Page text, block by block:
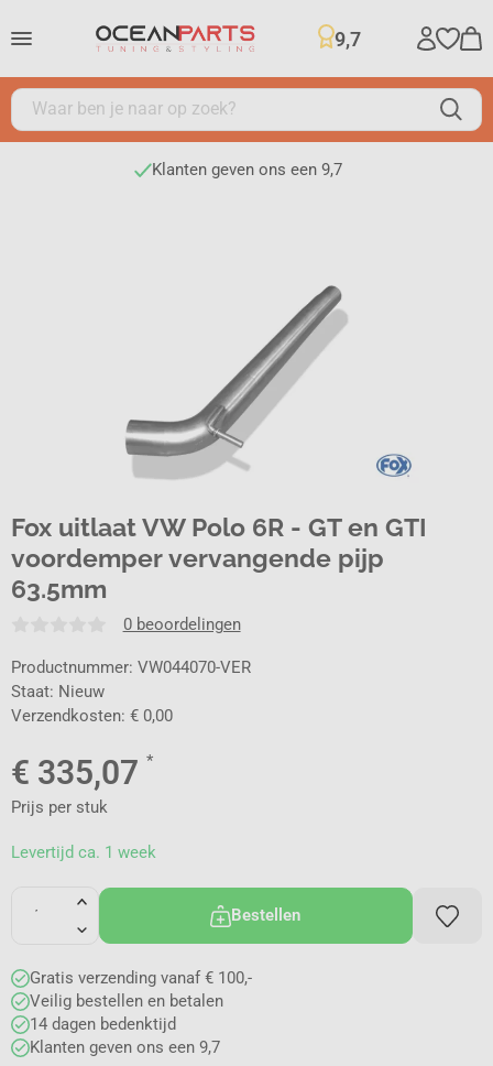
9,7
Klanten geven ons een 9,7
Fox uitlaat VW Polo 6R - GT en GTI
voordemper vervangende pijp
63.5mm
0 beoordelingen
Productnummer: VW044070-VER
Staat: Nieuw
Verzendkosten: € 0,00
€ 335,07 *
Prijs per stuk
Levertijd ca. 1 week
Bestellen
Gratis verzending vanaf € 100,-
Veilig bestellen en betalen
14 dagen bedenktijd
Klanten geven ons een 9,7